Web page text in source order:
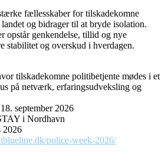
fællesskaber for tilskadekomne
og bidrager til at bryde isolation.
opstår genkendelse, tillid og nye
stabilitet og overskud i hverdagen.
tilskadekomne politibetjente mødes i et
på netværk, erfaringsudveksling og
september 2026
i Nordhavn
2026
police-week-2026/